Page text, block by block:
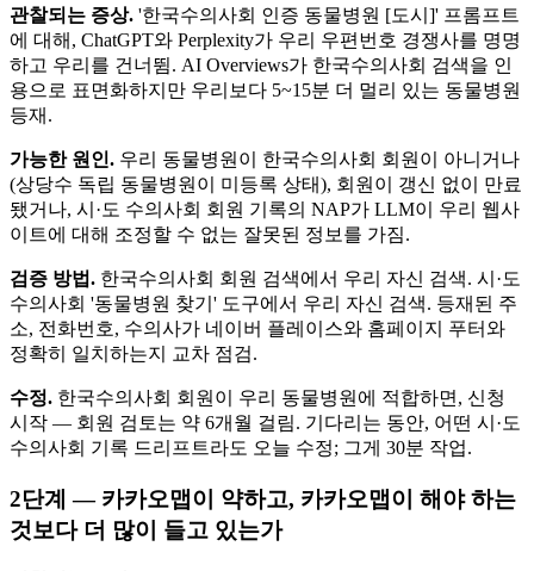
관찰되는 증상. '한국수의사회 인증 동물병원 [도시]' 프롬프트
에 대해, ChatGPT와 Perplexity가 우리 우편번호 경쟁사를 명명
하고 우리를 건너뜀. AI Overviews가 한국수의사회 검색을 인
용으로 표면화하지만 우리보다 5~15분 더 멀리 있는 동물병원
등재.
가능한 원인. 우리 동물병원이 한국수의사회 회원이 아니거나
(상당수 독립 동물병원이 미등록 상태), 회원이 갱신 없이 만료
됐거나, 시·도 수의사회 회원 기록의 NAP가 LLM이 우리 웹사
이트에 대해 조정할 수 없는 잘못된 정보를 가짐.
검증 방법. 한국수의사회 회원 검색에서 우리 자신 검색. 시·도
수의사회 '동물병원 찾기' 도구에서 우리 자신 검색. 등재된 주
소, 전화번호, 수의사가 네이버 플레이스와 홈페이지 푸터와
정확히 일치하는지 교차 점검.
수정. 한국수의사회 회원이 우리 동물병원에 적합하면, 신청
시작 — 회원 검토는 약 6개월 걸림. 기다리는 동안, 어떤 시·도
수의사회 기록 드리프트라도 오늘 수정; 그게 30분 작업.
2단계 — 카카오맵이 약하고, 카카오맵이 해야 하는
것보다 더 많이 들고 있는가